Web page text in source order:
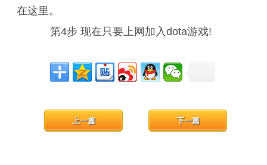
在这里。
第4步 现在只要上网加入dota游戏!
下一篇
上一篇